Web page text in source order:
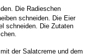
Die Radieschen
schneiden. Die Eier
schneiden. Die Zutaten
der Salatcreme und dem